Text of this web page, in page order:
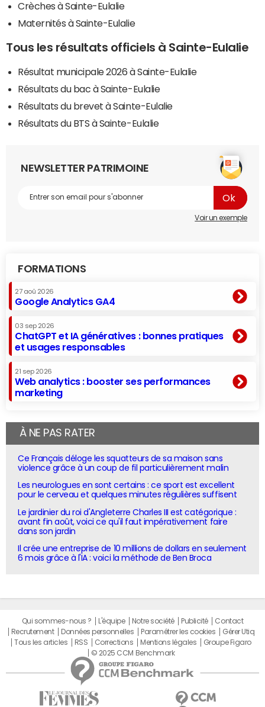
Crèches à Sainte-Eulalie
Maternités à Sainte-Eulalie
Tous les résultats officiels à Sainte-Eulalie
Résultat municipale 2026 à Sainte-Eulalie
Résultats du bac à Sainte-Eulalie
Résultats du brevet à Sainte-Eulalie
Résultats du BTS à Sainte-Eulalie
NEWSLETTER PATRIMOINE
Voir un exemple
FORMATIONS
27 aoû 2026
Google Analytics GA4
03 sep 2026
ChatGPT et IA génératives : bonnes pratiques
et usages responsables
21 sep 2026
Web analytics : booster ses performances
marketing
À NE PAS RATER
Ce Français déloge les squatteurs de sa maison sans
violence grâce à un coup de fil particulièrement malin
Les neurologues en sont certains : ce sport est excellent
pour le cerveau et quelques minutes régulières suffisent
Le jardinier du roi d'Angleterre Charles III est catégorique :
avant fin août, voici ce qu'il faut impérativement faire
dans son jardin
Il crée une entreprise de 10 millions de dollars en seulement
6 mois grâce à l'IA : voici la méthode de Ben Broca
Qui sommes-nous ? L'équipe Notre société Publicité
Contact
Recrutement
Données personnelles Paramétrer les cookies
Gérer Utiq
Tous les articles
RSS Corrections Mentions légales
Groupe Figaro
© 2025 CCM Benchmark